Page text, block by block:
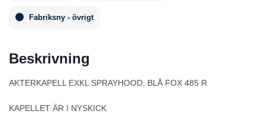
Fabriksny - övrigt
Beskrivning
AKTERKAPELL EXKL SPRAYHOOD, BLÅ FOX 485 R
KAPELLET ÄR I NYSKICK